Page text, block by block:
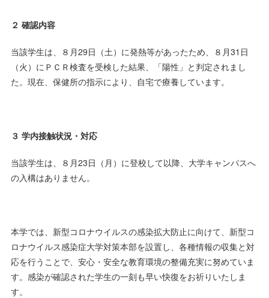
２ 確認内容
当該学生は、８月29日（土）に発熱等があったため、８月31日
（火）にＰＣＲ検査を受検した結果、「陽性」と判定されまし
た。現在、保健所の指示により、自宅で療養しています。
３ 学内接触状況・対応
当該学生は、８月23日（月）に登校して以降、大学キャンパスへ
の入構はありません。
本学では、新型コロナウイルスの感染拡大防止に向けて、新型コ
ロナウイルス感染症大学対策本部を設置し、各種情報の収集と対
応を行うことで、安心・安全な教育環境の整備充実に努めていま
す。感染が確認された学生の一刻も早い快復をお祈りいたしま
す。